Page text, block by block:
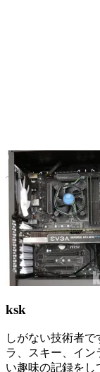
ksk
しがない技術者
ラ、スキー、イ
い趣味の記録をし